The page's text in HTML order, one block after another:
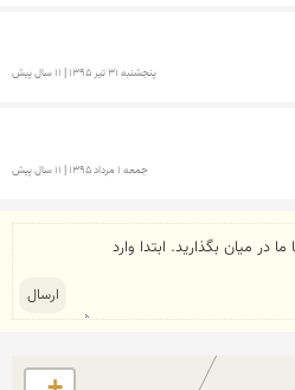
پنجشنبه 31 تير 1395 | 11 سال پیش
جمعه 1 مرداد 1395 | 11 سال پیش